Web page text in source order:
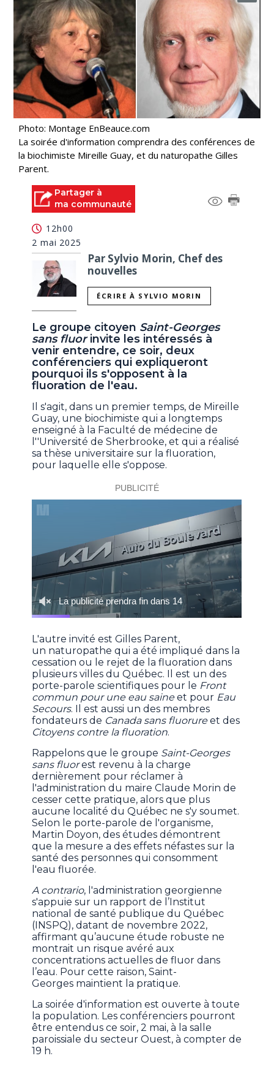
Photo: Montage EnBeauce.com
La soirée d'information comprendra des conférences de
la biochimiste Mireille Guay, et du naturopathe Gilles
Parent.
Partager à
ma communauté
12h00
2 mai 2025
Par Sylvio Morin, Chef des
nouvelles
ÉCRIRE À SYLVIO MORIN
Le groupe citoyen Saint-Georges
sans fluorinvite les intéressés à
venir entendre, ce soir, deux
conférenciers qui expliqueront
pourquoi ils s'opposent à la
fluoration de l'eau.
Il s'agit, dans un premier temps, de Mireille
Guay, une biochimiste qui a longtemps
enseigné à la Faculté de médecine de
l''Université de Sherbrooke, et qui a réalisé
sa thèse universitaire sur la fluoration,
pour laquelle elle s'oppose.
L'autre invité est Gilles Parent,
un naturopathe qui a été impliqué dans la
cessation ou le rejet de la fluoration dans
plusieurs villes du Québec. Il est un des
porte-parole scientifiques pour le Front
commun pour une eau saineet pour Eau
Secours. Il est aussi un des membres
fondateurs de Canada sans fluorureet des
Citoyens contre la fluoration.
Rappelons que le groupe Saint-Georges
sans fluorest revenu à la charge
dernièrement pour réclamer à
l'administration du maire Claude Morin de
cesser cette pratique, alors que plus
aucune localité du Québec ne s'y soumet.
Selon le porte-parole de l'organisme,
Martin Doyon, des études démontrent
que la mesure a des effets néfastes sur la
santé des personnes qui consomment
l'eau fluorée.
A contrario, l'administration georgienne
s'appuie sur un rapport de l’Institut
national de santé publique du Québec
(INSPQ), datant de novembre 2022,
affirmant qu’aucune étude robuste ne
montrait un risque avéré aux
concentrations actuelles de fluor dans
l’eau. Pour cette raison, Saint-
Georges maintient la pratique.
La soirée d'information est ouverte à toute
la population. Les conférenciers pourront
être entendus ce soir, 2 mai, à la salle
paroissiale du secteur Ouest, à compter de
19 h.